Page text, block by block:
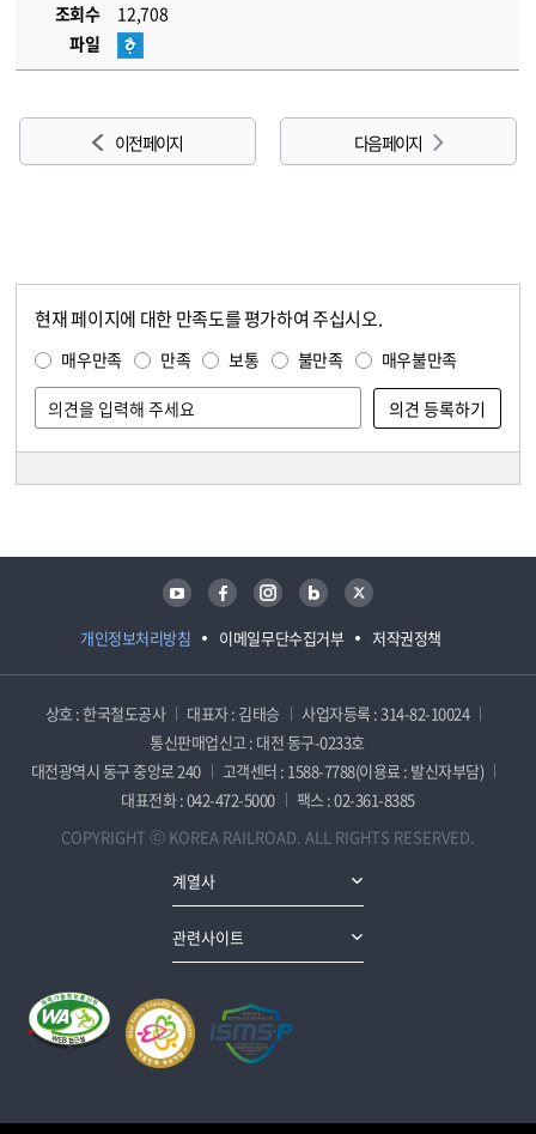
조회수
12,708
파일
이전 페이지 다음 페이지
현재 페이지에 대한 만족도를 평가하여 주십시오.
매우만족 만족 보통 불만족 매우불만족
개인정보처리방침 이메일무단수집거부 저작권정책
유튜브 페이스북 인스타그램 블로그 트위터
상호 : 한국철도공사 대표자 : 김태승
사업자등록 : 314-82-10024
통신판매업신고 : 대전 동구-0233호
대전광역시 동구 중앙로 240
고객센터 : 1588-7788(이용료 : 발신자부담)
대표전화 : 042-472-5000
팩스 : 02-361-8385
COPYRIGHT ⓒ KOREA RAILROAD. ALL RIGHTS RESERVED.
계열사
관련사이트